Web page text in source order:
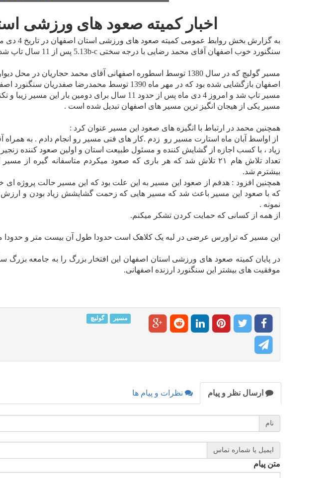
اخبار کمیته صعود های ورزشی
سنگنورد خوب اصفهان آقای محمد رضایی با درجه سختی 5.13b-c پس از 11 سال تاپ شد.
مسیر گولیچ که در سال 1380 توسط اسطوره اصفهانی آقای محمد
اصفهان بازگشایی شده بود که در مهر ماه 1390 توسط محمدرضا
مسیر تاپ شد و امروز 4 دی ماه پس از حدود 11 سال برای
مسیر یکی از هیجان انگیز ترین مسیر های اصفهان تبدیل شده است .
همچنین محمد در ارتباط با انگیزه های صعود این مسیر عنوان کرد :
از اواسط آبان ماه استارت مسیر رو زدم .کار های فنی مسیر رو انجام دادم . به همراه
زیاد ، با کسب اجازه از گشایش کننده و مسئول طبیعت استان و اولین صعود کننده
تعداد تلاش هام ۲۱ تلاش شد
که هر باری که صعود میکردم متاسفانه گیره از
بیشترم شد.
همچنین افزود : هدفم از صعود این مسیر به این علت بود که این مسیر حالت پروژه ای
که با صعود این مسیر باعث شد که مسیر هایی که زحمت گشایشش زیاد بودن و ارزش
نمونه .
از همه از کسانی که حمایت کردن تشکر میکنم.
این مسیر که تراورس عرضی در لبه یک کلاهک است حدودا طول آن بیست متر و حدودا
در پایان کمیته صعود های ورزشی استان اصفهان این افتخار بزرگ را به جامعه بزرگ
موفقیت های بیشتر این سنگنورد ارزنده اصفهانی.
مسیر گولیچ
ارسال نظر و پیام نظرات و پیام ها
نام
ایمیل یا شماره تماس
متن پیام